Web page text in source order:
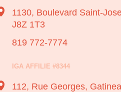
1130, Boulevard Saint-
J8Z 1T3
819 772-7774
IGA AFFILIE #8344
112, Rue Georges,